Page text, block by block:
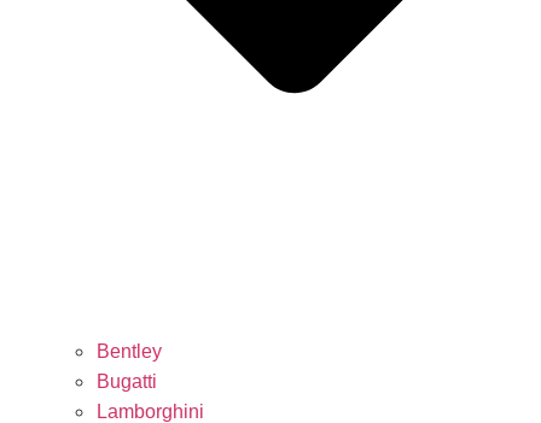
Bentley
Bugatti
Lamborghini